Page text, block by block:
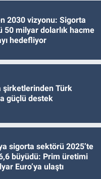
2030 vizyonu: Sigorta
50 milyar dolarlık hacme
hedefliyor
şirketlerinden Türk
güçlü destek
sigorta sektörü 2025’te
büyüdü: Prim üretimi
Euro’ya ulaştı